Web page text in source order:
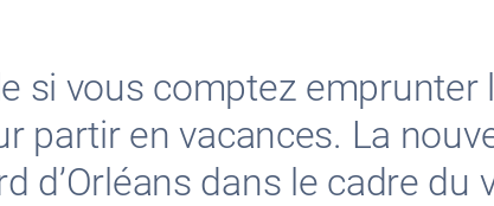
si vous comptez emprunter
partir en vacances. La
d’Orléans dans le cadre